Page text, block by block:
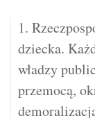
1.
dziecka.
władzy
przemocą,